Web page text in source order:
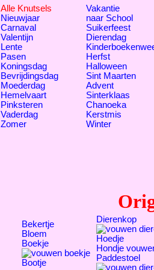
Alle Knutsels
Nieuwjaar
Carnaval
Valentijn
Lente
Pasen
Koningsdag
Bevrijdingsdag
Moederdag
Hemelvaart
Pinksteren
Vaderdag
Zomer
Vakantie
naar School
Suikerfeest
Dierendag
Herfst
Halloween
Sint Maarten
Advent
Sinterklaas
Chanoeka
Kerstmis
Winter
Bekertje
Bloem
Boekje
Bootje
Dierenkop
Hoedje
Hondje
Paddestoel